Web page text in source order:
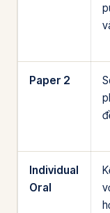
Paper 2
Individual
Oral